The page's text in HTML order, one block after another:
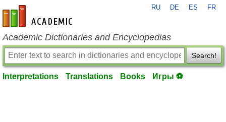
en-academic.com
RU DE ES FR
Academic Dictionaries and Encyclopedias
Search!
Interpretations Translations Books Игры ⚽